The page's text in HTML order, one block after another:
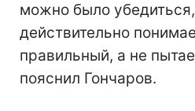
можно было
действительно
правильный, а не
пояснил Гончаров.